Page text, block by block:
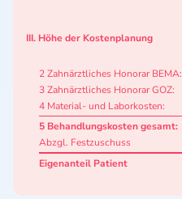
III. Höhe der Kostenplanung
2 Zahnärztliches Honorar BEMA:
3 Zahnärztliches Honorar GOZ:
4 Material- und Laborkosten:
5 Behandlungskosten gesamt:
Abzgl. Festzuschuss
Eigenanteil Patient